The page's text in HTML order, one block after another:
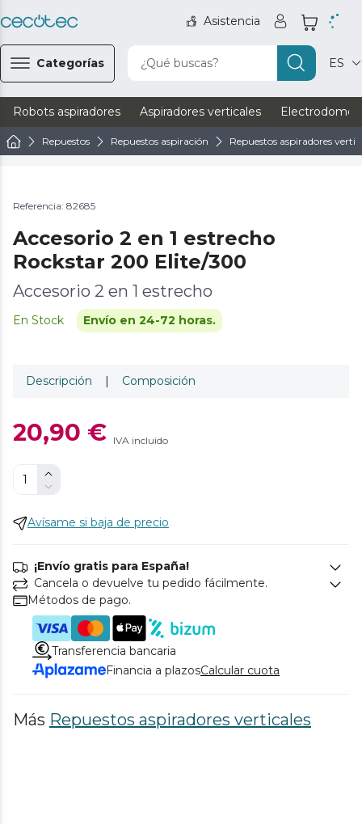
Asistencia
Categorías ¿Qué buscas? ES
Robots aspiradores Aspiradores verticales
Repuestos Repuestos aspiración Repuestos aspiradores
Referencia: 82685
Accesorio 2 en 1 estrecho
Rockstar 200 Elite/300
Accesorio 2 en 1 estrecho
En Stock Envío en 24-72 horas.
Descripción | Composición
20,90 € IVA incluido
Avísame si baja de precio
¡Envío gratis para España!
Cancela o devuelve tu pedido fácilmente.
Métodos de pago.
Transferencia bancaria
Financia a plazosCalcular cuota
Más Repuestos aspiradores verticales